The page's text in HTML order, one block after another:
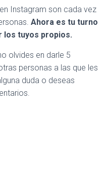
Instagram son cada vez
Ahora es tu turno
los tuyos propios.
olvides en darle 5
personas a las que les
duda o deseas